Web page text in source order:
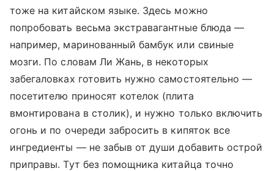
тоже на китайском языке. Здесь можно
попробовать весьма экстравагантные блюда —
например, маринованный бамбук или свиные
мозги. По словам Ли Жань, в некоторых
забегаловках готовить нужно самостоятельно —
посетителю приносят котелок (плита
вмонтирована в столик), и нужно только включить
огонь и по очереди забросить в кипяток все
ингредиенты — не забыв от души добавить острой
приправы. Тут без помощника китайца точно